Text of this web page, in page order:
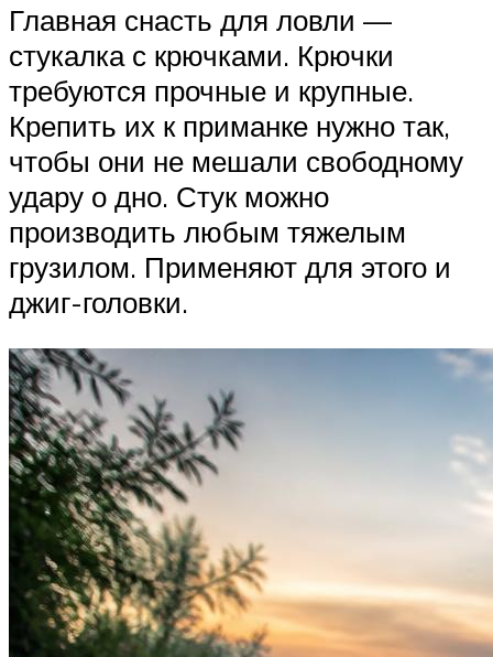
Главная снасть для ловли —
стукалка с крючками. Крючки
требуются прочные и крупные.
Крепить их к приманке нужно так,
чтобы они не мешали свободному
удару о дно. Стук можно
производить любым тяжелым
грузилом. Применяют для этого и
джиг-головки.